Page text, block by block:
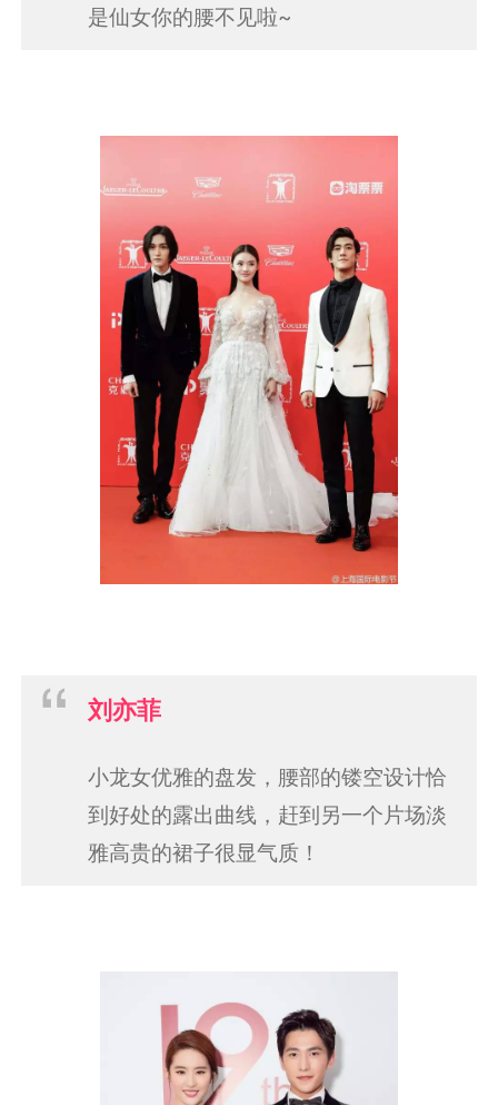
是仙女你的腰不见啦~
刘亦菲
小龙女优雅的盘发，腰部的镂空设计恰
到好处的露出曲线，赶到另一个片场淡
雅高贵的裙子很显气质！